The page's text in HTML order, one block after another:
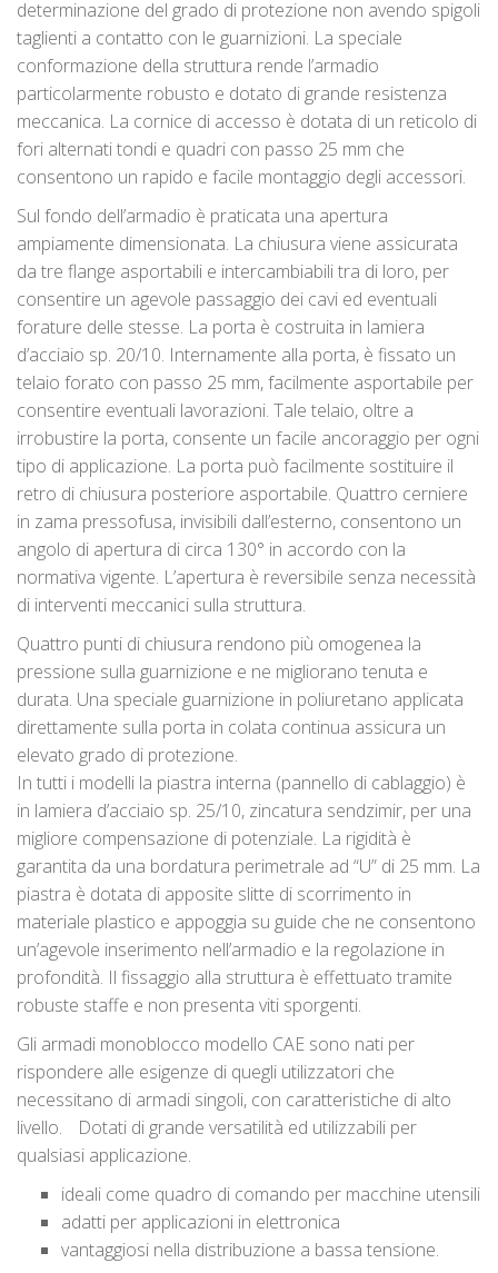
determinazione del grado di protezione non avendo spigoli
taglienti a contatto con le guarnizioni. La speciale
conformazione della struttura rende l’armadio
particolarmente robusto e dotato di grande resistenza
meccanica. La cornice di accesso è dotata di un reticolo di
fori alternati tondi e quadri con passo 25 mm che
consentono un rapido e facile montaggio degli accessori.
Sul fondo dell’armadio è praticata una apertura
ampiamente dimensionata. La chiusura viene assicurata
da tre flange asportabili e intercambiabili tra di loro, per
consentire un agevole passaggio dei cavi ed eventuali
forature delle stesse. La porta è costruita in lamiera
d’acciaio sp. 20/10. Internamente alla porta, è fissato un
telaio forato con passo 25 mm, facilmente asportabile per
consentire eventuali lavorazioni. Tale telaio, oltre a
irrobustire la porta, consente un facile ancoraggio per ogni
tipo di applicazione. La porta può facilmente sostituire il
retro di chiusura posteriore asportabile. Quattro cerniere
in zama pressofusa, invisibili dall’esterno, consentono un
angolo di apertura di circa 130° in accordo con la
normativa vigente. L’apertura è reversibile senza necessità
di interventi meccanici sulla struttura.
Quattro punti di chiusura rendono più omogenea la
pressione sulla guarnizione e ne migliorano tenuta e
durata. Una speciale guarnizione in poliuretano applicata
direttamente sulla porta in colata continua assicura un
elevato grado di protezione.
In tutti i modelli la piastra interna (pannello di cablaggio) è
in lamiera d’acciaio sp. 25/10, zincatura sendzimir, per una
migliore compensazione di potenziale. La rigidità è
garantita da una bordatura perimetrale ad “U” di 25 mm. La
piastra è dotata di apposite slitte di scorrimento in
materiale plastico e appoggia su guide che ne consentono
un’agevole inserimento nell’armadio e la regolazione in
profondità. Il fissaggio alla struttura è effettuato tramite
robuste staffe e non presenta viti sporgenti.
Gli armadi monoblocco modello CAE sono nati per
rispondere alle esigenze di quegli utilizzatori che
necessitano di armadi singoli, con caratteristiche di alto
livello. Dotati di grande versatilità ed utilizzabili per
qualsiasi applicazione.
ideali come quadro di comando per macchine utensili
adatti per applicazioni in elettronica
vantaggiosi nella distribuzione a bassa tensione.